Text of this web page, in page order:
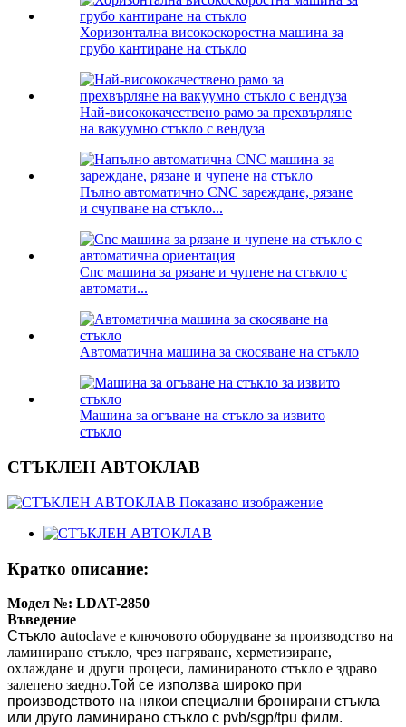
Хоризонтална високоскоростна машина за
грубо кантиране на стъкло
Най-висококачествено рамо за прехвърляне
на вакуумно стъкло с вендуза
Пълно автоматично CNC зареждане, рязане
и счупване на стъкло...
Cnc машина за рязане и чупене на стъкло с
автомати...
Автоматична машина за скосяване на стъкло
Машина за огъване на стъкло за извито
стъкло
СТЪКЛЕН АВТОКЛАВ
Кратко описание:
Модел №: LDAT-2850
Въведение
Стъкло аutoclave е ключовото оборудване за производство на
ламинирано стъкло, чрез нагряване, херметизиране,
охлаждане и други процеси, ламинираното стъкло е здраво
залепено заедно.Той се използва широко при
производството на някои специални бронирани стъкла
или друго ламинирано стъкло с pvb/sgp/tpu филм.